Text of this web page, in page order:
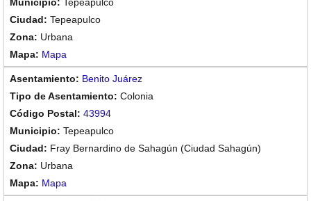
Tepeapulco
Urbana
Mapa
Benito Juárez
Colonia
43994
Tepeapulco
Fray Bernardino de Sahagún (Ciudad Sahagún)
Urbana
Mapa